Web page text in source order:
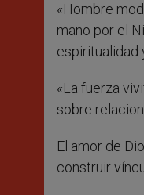
«Hombre
mano por el
espiritualidad
«La fuerza
sobre
El amor de
construir